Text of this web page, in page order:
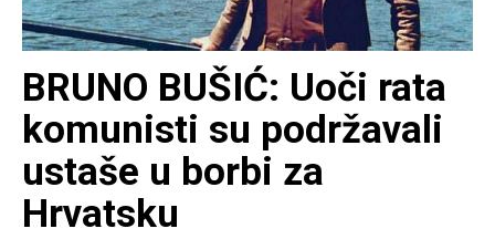
BRUNO BUŠIĆ: Uoči rata
komunisti su podržavali
ustaše u borbi za
Hrvatsku